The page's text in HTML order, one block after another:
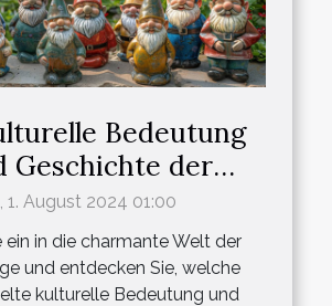
Bedeutung
Geschichte der
in
Deutschland
1. August 2024 01:00
ein in die charmante Welt der
und entdecken Sie, welche
kulturelle Bedeutung und